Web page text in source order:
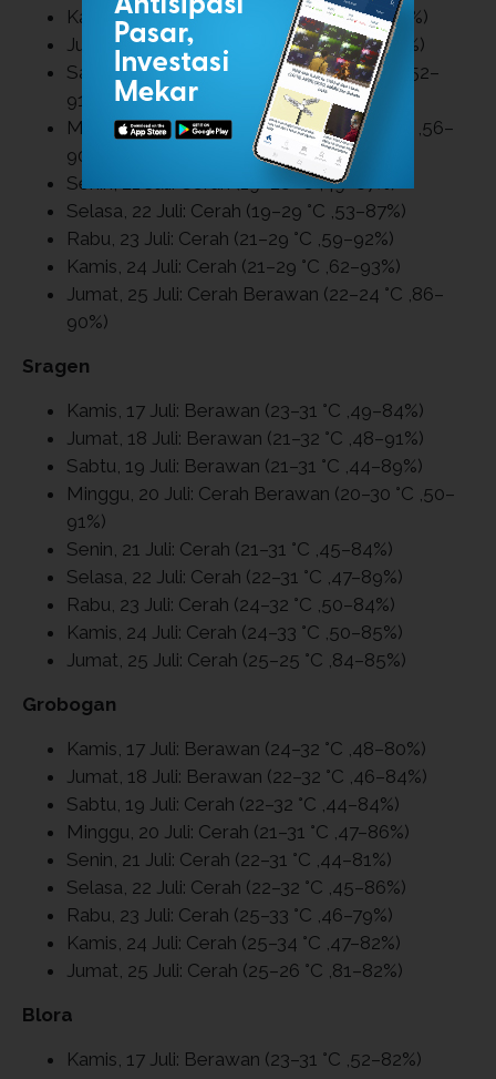
Kamis, 17 Juli: Berawan (20–29 °C ,55–89%)
Jumat, 18 Juli: Berawan (19–27 °C ,61–92%)
Sabtu, 19 Juli: Cerah Berawan (18–28 °C ,52–
91%)
Minggu, 20 Juli: Cerah Berawan (18–27 °C ,56–
90%)
Senin, 21 Juli: Cerah (19–28 °C ,49–87%)
Selasa, 22 Juli: Cerah (19–29 °C ,53–87%)
Rabu, 23 Juli: Cerah (21–29 °C ,59–92%)
Kamis, 24 Juli: Cerah (21–29 °C ,62–93%)
Jumat, 25 Juli: Cerah Berawan (22–24 °C ,86–
90%)
Sragen
Kamis, 17 Juli: Berawan (23–31 °C ,49–84%)
Jumat, 18 Juli: Berawan (21–32 °C ,48–91%)
Sabtu, 19 Juli: Berawan (21–31 °C ,44–89%)
Minggu, 20 Juli: Cerah Berawan (20–30 °C ,50–
91%)
Senin, 21 Juli: Cerah (21–31 °C ,45–84%)
Selasa, 22 Juli: Cerah (22–31 °C ,47–89%)
Rabu, 23 Juli: Cerah (24–32 °C ,50–84%)
Kamis, 24 Juli: Cerah (24–33 °C ,50–85%)
Jumat, 25 Juli: Cerah (25–25 °C ,84–85%)
Grobogan
Kamis, 17 Juli: Berawan (24–32 °C ,48–80%)
Jumat, 18 Juli: Berawan (22–32 °C ,46–84%)
Sabtu, 19 Juli: Cerah (22–32 °C ,44–84%)
Minggu, 20 Juli: Cerah (21–31 °C ,47–86%)
Senin, 21 Juli: Cerah (22–31 °C ,44–81%)
Selasa, 22 Juli: Cerah (22–32 °C ,45–86%)
Rabu, 23 Juli: Cerah (25–33 °C ,46–79%)
Kamis, 24 Juli: Cerah (25–34 °C ,47–82%)
Jumat, 25 Juli: Cerah (25–26 °C ,81–82%)
Blora
Kamis, 17 Juli: Berawan (23–31 °C ,52–82%)